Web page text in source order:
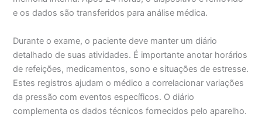
e os dados são transferidos para análise médica.
Durante o exame, o paciente deve manter um diário
detalhado de suas atividades. É importante anotar horários
de refeições, medicamentos, sono e situações de estresse.
Estes registros ajudam o médico a correlacionar variações
da pressão com eventos específicos. O diário
complementa os dados técnicos fornecidos pelo aparelho.